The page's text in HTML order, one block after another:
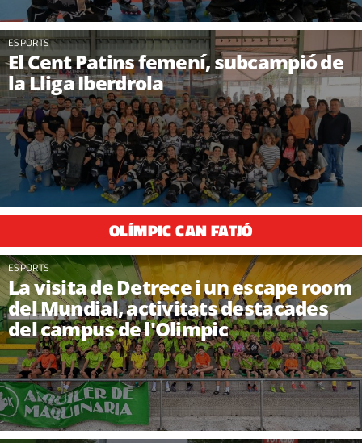
ESPORTS
El Cent Patins femení, subcampió de
la Lliga Iberdrola
OLÍMPIC CAN FATJÓ
ESPORTS
La visita de Detrece i un escape room
del Mundial, activitats destacades
del campus de l'Olimpic